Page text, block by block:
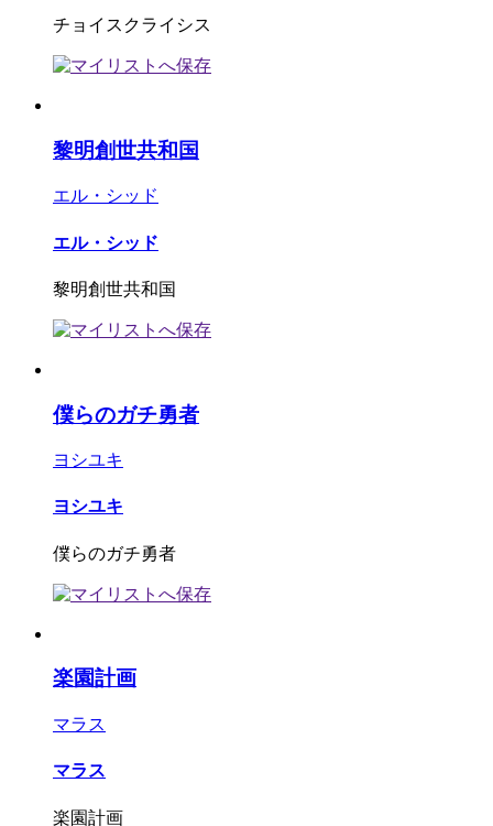
チョイスクライシス
黎明創世共和国
エル・シッド
エル・シッド
黎明創世共和国
僕らのガチ勇者
ヨシユキ
ヨシユキ
僕らのガチ勇者
楽園計画
マラス
マラス
楽園計画